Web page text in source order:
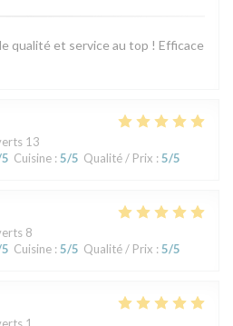
qualité et service au top ! Efficace
13
Cuisine : 5/5 Qualité / Prix : 5/5
8
Cuisine : 5/5 Qualité / Prix : 5/5